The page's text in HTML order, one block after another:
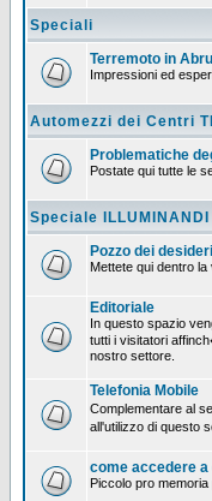
Speciali
Terremoto in
Impressioni ed
Automezzi dei Centri
Problematiche
Postate qui tutte le
Speciale ILLUMINANDI
Pozzo dei desideri
Mettete qui dentro
Editoriale
In questo spazio
tutti i visitatori
nostro settore.
Telefonia Mobile
Complementare al
all'utilizzo di questo
come accedere
Piccolo pro memoria